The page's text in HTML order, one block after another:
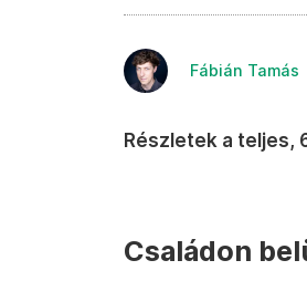
Fábián Tamás
Részletek a teljes,
Családon